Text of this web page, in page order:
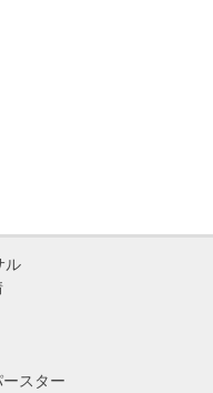
ル
スター